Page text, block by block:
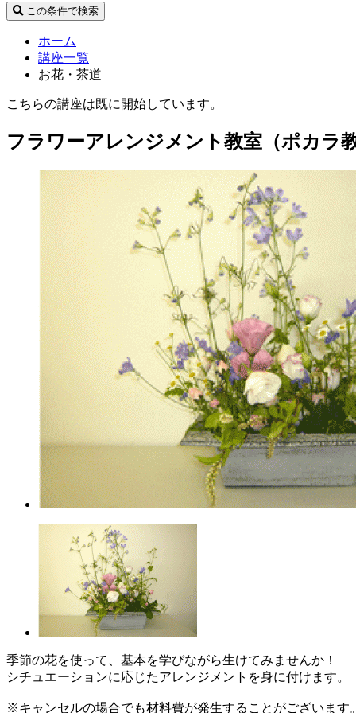
この条件で検索
ホーム
講座一覧
お花・茶道
こちらの講座は既に開始しています。
フラワーアレンジメント教室（ポカラ
季節の花を使って、基本を学びながら生けてみませんか！
シチュエーションに応じたアレンジメントを身に付けます。
※キャンセルの場合でも材料費が発生することがございます